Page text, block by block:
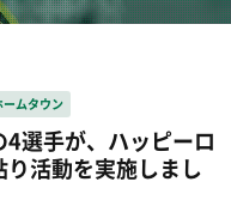
ームタウン
4選手が、ハッピーロ
活動を実施しまし